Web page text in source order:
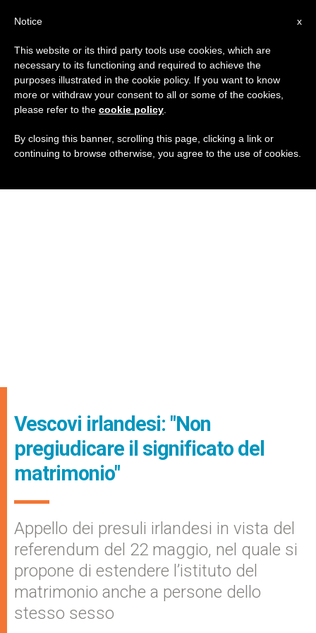
Vescovi irlandesi: "Non
pregiudicare il significato del
matrimonio"
Appello dei presuli irlandesi in vista del
referendum del 22 maggio, nel quale si
propone di estendere l’istituto del
matrimonio anche a persone dello
stesso sesso
x
Notice
This website or its third party tools use cookies, which are
necessary to its functioning and required to achieve the
purposes illustrated in the cookie policy. If you want to know
more or withdraw your consent to all or some of the cookies,
please refer to the cookie policy
By closing this banner, scrolling this page, clicking a link or
continuing to browse otherwise, you agree to the use of cookies.